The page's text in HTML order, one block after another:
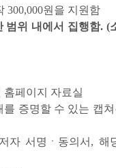
원을 지원함
위 내에서 집행함. (
페이지 자료실
증명할 수 있는 캡쳐
자 서명ㆍ동의서, 해